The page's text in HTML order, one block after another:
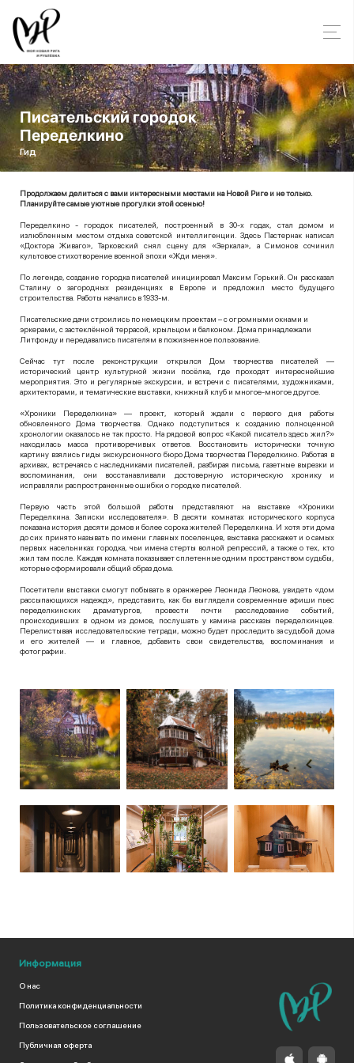
Писательский городок
Переделкино
Гид
Продолжаем делиться с вами интересными местами на Новой Риге и не только.
Планируйте самые уютные прогулки этой осенью!
Переделкино - городок писателей, построенный в 30-х годах, стал домом и
излюбленным местом отдыха советской интеллигенции. Здесь Пастернак написал
«Доктора Живаго», Тарковский снял сцену для «Зеркала», а Симонов сочинил
культовое стихотворение военной эпохи «Жди меня».
По легенде, создание городка писателей инициировал Максим Горький. Он рассказал
Сталину о загородных резиденциях в Европе и предложил место будущего
строительства. Работы начались в 1933-м.
Писательские дачи строились по немецким проектам – с огромными окнами и
эркерами, с застеклённой террасой, крыльцом и балконом. Дома принадлежали
Литфонду и передавались писателям в пожизненное пользование.
Сейчас тут после реконструкции открылся Дом творчества писателей —
исторический центр культурной жизни посёлка, где проходят интереснейшие
мероприятия. Это и регулярные экскурсии, и встречи с писателями, художниками,
архитекторами, и тематические выставки, книжный клуб и многое-многое другое.
«Хроники Переделкина» — проект, который ждали с первого дня работы
обновленного Дома творчества. Однако подступиться к созданию полноценной
хронологии оказалось не так просто. На рядовой вопрос «Какой писатель здесь жил?»
находилась масса противоречивых ответов. Восстановить исторически точную
картину взялись гиды экскурсионного бюро Дома творчества Переделкино. Работая в
архивах, встречаясь с наследниками писателей, разбирая письма, газетные вырезки и
воспоминания, они восстанавливали достоверную историческую хронику и
исправляли распространенные ошибки о городке писателей.
Первую часть этой большой работы представляют на выставке «Хроники
Переделкина. Записки исследователя». В десяти комнатах исторического корпуса
показана история десяти домов и более сорока жителей Переделкина. И хотя эти дома
до сих принято называть по имени главных поселенцев, выставка расскажет и о самых
первых насельниках городка, чьи имена стерты волной репрессий, а также о тех, кто
жил там после. Каждая комната показывает сплетенные одним пространством судьбы,
которые сформировали общий образ дома.
Посетители выставки смогут побывать в оранжерее Леонида Леонова, увидеть «дом
рассыпающихся надежд», представить, как бы выглядели современные афиши пьес
переделкинских драматургов, провести почти расследование событий,
происходивших в одном из домов, послушать у камина рассказы переделкинцев.
Перелистывая исследовательские тетради, можно будет проследить за судьбой дома
и его жителей — и главное, добавить свои свидетельства, воспоминания и
фотографии.
Информация
О нас
Политика конфиденциальности
Пользовательское соглашение
Публичная оферта